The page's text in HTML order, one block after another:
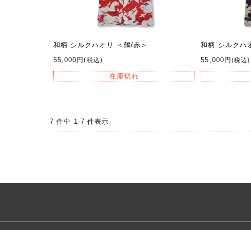
和柄 シルクハオリ ＜鶴/赤＞
55,000円(税込)
在庫切れ
和柄 シルクハ
55,000円(税込)
7 件中 1-7 件表示